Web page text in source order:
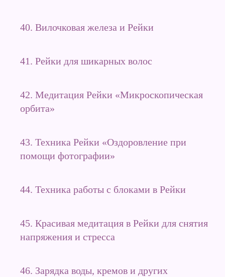
40. Вилочковая железа и Рейки
41. Рейки для шикарных волос
42. Медитация Рейки «Микроскопическая
орбита»
43. Техника Рейки «Оздоровление при
помощи фотографии»
44. Техника работы с блоками в Рейки
45. Красивая медитация в Рейки для снятия
напряжения и стресса
46. Зарядка воды, кремов и других